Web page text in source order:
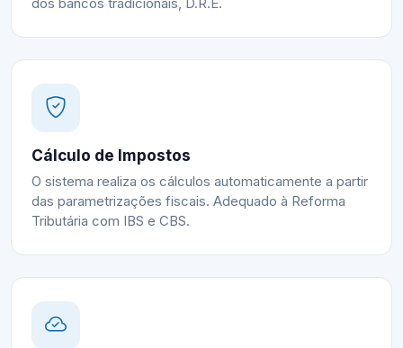
dos bancos tradicionais, D.R.E.
Cálculo de Impostos
O sistema realiza os cálculos automaticamente a partir
das parametrizações fiscais. Adequado à Reforma
Tributária com IBS e CBS.